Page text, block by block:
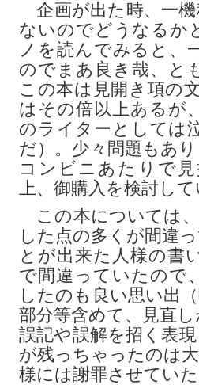
企画が出た時、一
ないのでどうなるか
ノを読んでみると、
のでまあ良き哉、と
この本は見開き項の
はその倍以上あるが
のライターとしては
だ）。少々問題もあ
コンビニあたりで
上、御購入を検討し
この本については
した点の多くが間違
とが出来た人様の書
で間違っていたので
したのも良い思い出
部分等含めて、見直
誤記や誤解を招く表
が残っちゃったのは
様には謝罪させてい